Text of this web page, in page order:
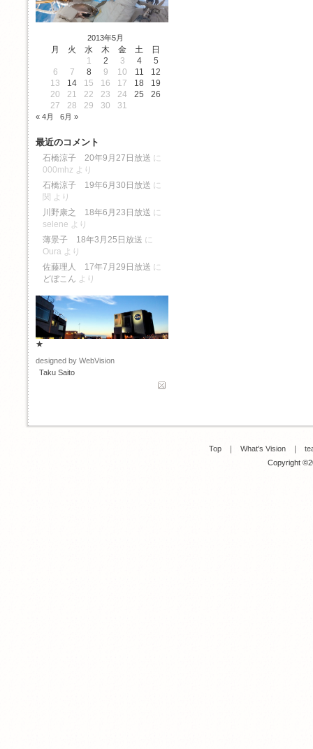
2013年5月
月 火 水 木 金 土
日
1
2 3 4
5
6
7 8 9 10 11
12
13
14 15 16 17 18
19
20
21 22 23 24 25
26
27
28 29 30 31
« 4月 6月 »
最近のコメント
石橋涼子 20年9月27日放送 に
000mhz より
石橋涼子 19年6月30日放送 に
関 より
川野康之 18年6月23日放送 に
selene より
薄景子 18年3月25日放送 に
Oura より
佐藤理人 17年7月29日放送 に
どぼこん より
★
designed by WebVision
Taku Saito
Top ｜ What's Vision ｜
Copyright